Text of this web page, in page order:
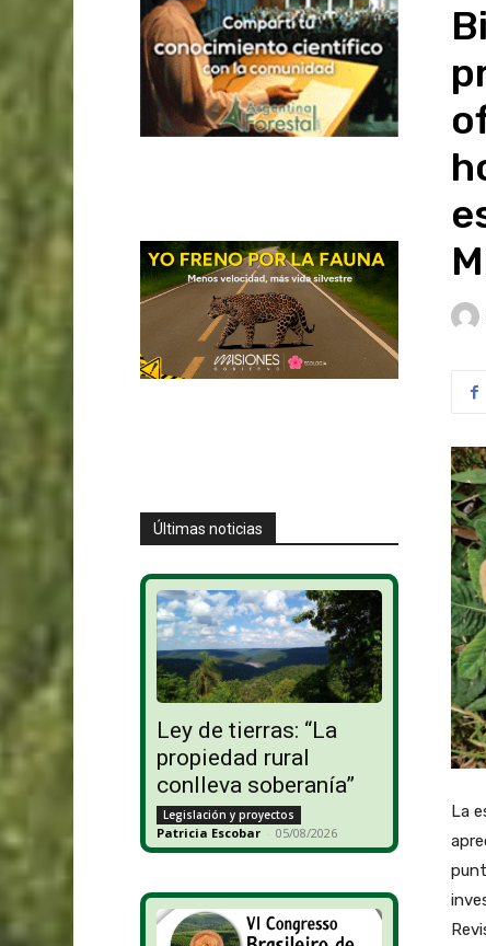
Últimas noticias
Ley de tierras: “La
propiedad rural
conlleva soberanía”
Legislación y proyectos
Patricia Escobar - 05/08/2026
La